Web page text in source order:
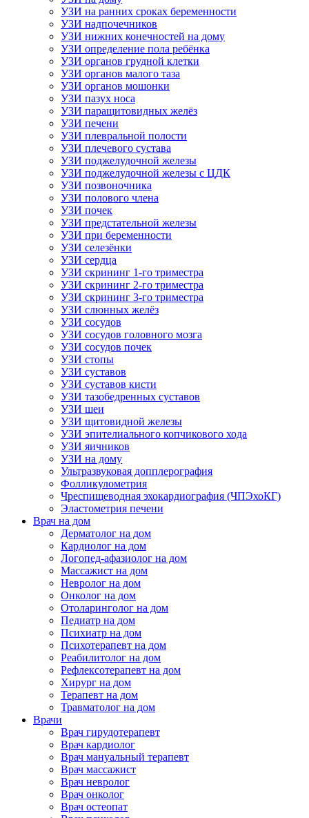
УЗИ на ранних сроках беременности
УЗИ надпочечников
УЗИ нижних конечностей на дому
УЗИ определение пола ребёнка
УЗИ органов грудной клетки
УЗИ органов малого таза
УЗИ органов мошонки
УЗИ пазух носа
УЗИ паращитовидных желёз
УЗИ печени
УЗИ плевральной полости
УЗИ плечевого сустава
УЗИ поджелудочной железы
УЗИ поджелудочной железы с ЦДК
УЗИ позвоночника
УЗИ полового члена
УЗИ почек
УЗИ предстательной железы
УЗИ при беременности
УЗИ селезёнки
УЗИ сердца
УЗИ скрининг 1-го триместра
УЗИ скрининг 2-го триместра
УЗИ скрининг 3-го триместра
УЗИ слюнных желёз
УЗИ сосудов
УЗИ сосудов головного мозга
УЗИ сосудов почек
УЗИ стопы
УЗИ суставов
УЗИ суставов кисти
УЗИ тазобедренных суставов
УЗИ шеи
УЗИ щитовидной железы
УЗИ эпителиального копчикового хода
УЗИ яичников
УЗИ на дому
Ультразвуковая допплерография
Фолликулометрия
Чреспищеводная эхокардиография (ЧПЭхоКГ)
Эластометрия печени
Врач на дом
Дерматолог на дом
Кардиолог на дом
Логопед-афазиолог на дом
Массажист на дом
Невролог на дом
Онколог на дом
Отоларинголог на дом
Педиатр на дом
Психиатр на дом
Психотерапевт на дом
Реабилитолог на дом
Рефлексотерапевт на дом
Хирург на дом
Терапевт на дом
Травматолог на дом
Врачи
Врач гирудотерапевт
Врач кардиолог
Врач мануальный терапевт
Врач массажист
Врач невролог
Врач онколог
Врач остеопат